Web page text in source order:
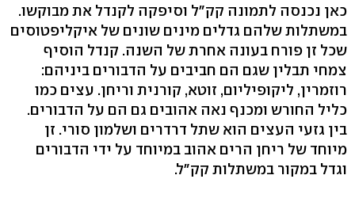
כאן נכנסה לתמונה קק"ל וסיפקה לקנדל את מבוקשו.
במשתלות שלהם גדלים מינים שונים של איקליפטוסים
שכל זן פורח בעונה אחרת של השנה. קנדל הוסיף
צמחי תבלין שגם הם חביבים על הדבורים ביניהם:
רוזמרין, ליקופיליום, זוטא, קורנית וריחן. עצים כמו
כליל החורש ומכנף נאה אהובים גם הם על הדבורים.
בין גזעי העצים הוא שתל דרדרים ושלמון סורי. זן
מיוחד של ריחן הרים אהוב במיוחד על ידי הדבורים
וגדל במקור במשתלות קק"ל.